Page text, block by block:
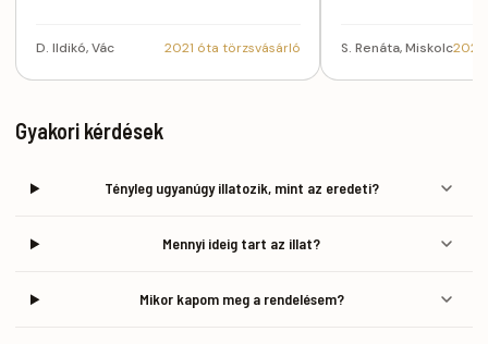
D. Ildikó, Vác 2021 óta törzsvásárló S. Renáta, Miskolc
Gyakori kérdések
Tényleg ugyanúgy illatozik, mint az eredeti?
Mennyi ideig tart az illat?
Mikor kapom meg a rendelésem?